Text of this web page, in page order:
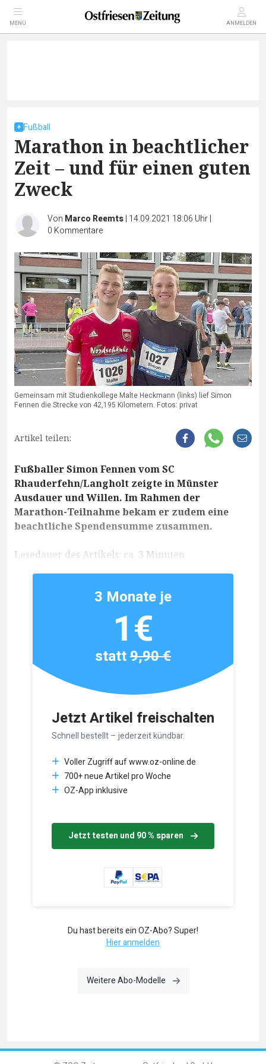
MENÜ ANMELDEN
Fußball
Marathon in beachtlicher
Zeit – und für einen guten
Zweck
Von Marco Reemts| 14.09.2021 18:06 Uhr|
0 Kommentare
Gemeinsam mit Studienkollege Malte Heckmann (links) lief Simon
Fennen die Strecke von 42,195 Kilometern. Fotos: privat
Artikel teilen:
Fußballer Simon Fennen vom SC
Rhauderfehn/Langholt zeigte in Münster
Ausdauer und Willen. Im Rahmen der
Marathon-Teilnahme bekam er zudem eine
beachtliche Spendensumme zusammen.
Lesedauer des Artikels: ca. 3 Minuten
Jetzt Artikel freischalten
Schnell bestellt – jederzeit kündbar.
Voller Zugriff auf www.oz-online.de
700+ neue Artikel pro Woche
OZ-App inklusive
Jetzt testen und 90 % sparen
3 Monate je
1€
statt9,90 €
Du hast bereits ein OZ-Abo? Super!
Hier anmelden
Weitere Abo-Modelle